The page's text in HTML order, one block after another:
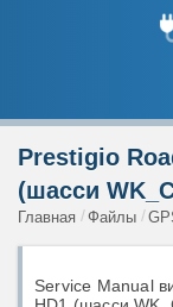
Prestigio
(шасси
Главная Файлы
Service Manual